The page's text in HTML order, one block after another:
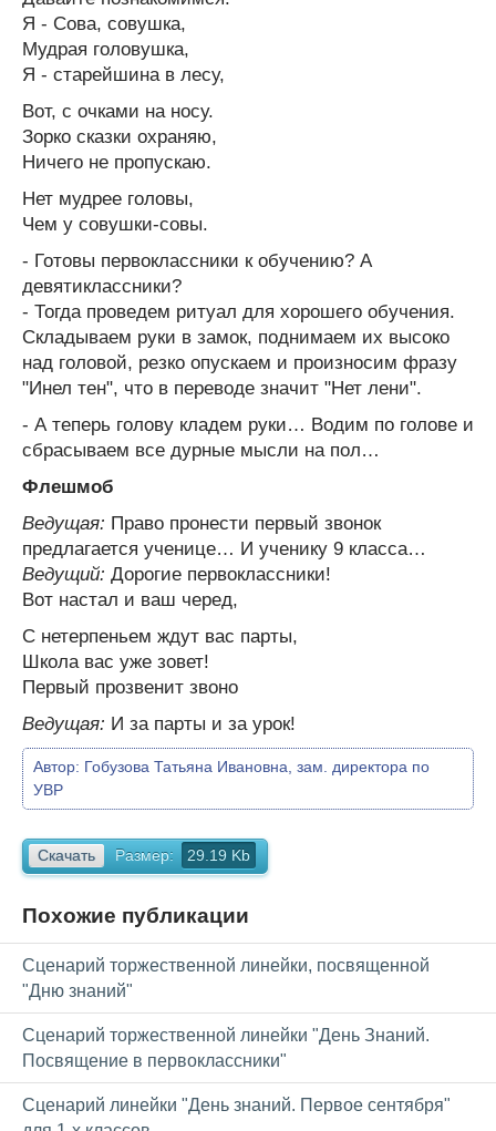
Я - Сова, совушка,
Мудрая головушка,
Я - старейшина в лесу,
Вот, с очками на носу.
Зорко сказки охраняю,
Ничего не пропускаю.
Нет мудрее головы,
Чем у совушки-совы.
- Готовы первоклассники к обучению? А
девятиклассники?
- Тогда проведем ритуал для хорошего обучения.
Складываем руки в замок, поднимаем их высоко
над головой, резко опускаем и произносим фразу
"Инел тен", что в переводе значит "Нет лени".
- А теперь голову кладем руки… Водим по голове и
сбрасываем все дурные мысли на пол…
Флешмоб
Ведущая: Право пронести первый звонок
предлагается ученице… И ученику 9 класса…
Ведущий: Дорогие первоклассники!
Вот настал и ваш черед,
С нетерпеньем ждут вас парты,
Школа вас уже зовет!
Первый прозвенит звоно
Ведущая: И за парты и за урок!
Автор: Гобузова Татьяна Ивановна, зам. директора по
УВР
Скачать Размер: 29.19 Kb
Похожие публикации
Сценарий торжественной линейки, посвященной
"Дню знаний"
Сценарий торжественной линейки "День Знаний.
Посвящение в первоклассники"
Сценарий линейки "День знаний. Первое сентября"